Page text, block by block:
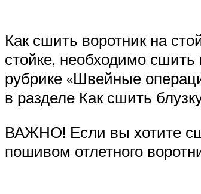
Как сшить воротник на
стойке, необходимо
рубрике «Швейные
в разделе Как сшить
ВАЖНО! Если вы хотите
пошивом отлетного